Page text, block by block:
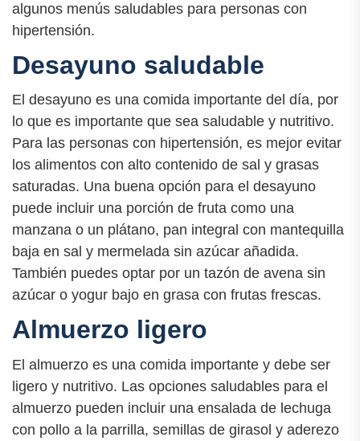
algunos menús saludables para personas con
hipertensión.
Desayuno saludable
El desayuno es una comida importante del día, por
lo que es importante que sea saludable y nutritivo.
Para las personas con hipertensión, es mejor evitar
los alimentos con alto contenido de sal y grasas
saturadas. Una buena opción para el desayuno
puede incluir una porción de fruta como una
manzana o un plátano, pan integral con mantequilla
baja en sal y mermelada sin azúcar añadida.
También puedes optar por un tazón de avena sin
azúcar o yogur bajo en grasa con frutas frescas.
Almuerzo ligero
El almuerzo es una comida importante y debe ser
ligero y nutritivo. Las opciones saludables para el
almuerzo pueden incluir una ensalada de lechuga
con pollo a la parrilla, semillas de girasol y aderezo